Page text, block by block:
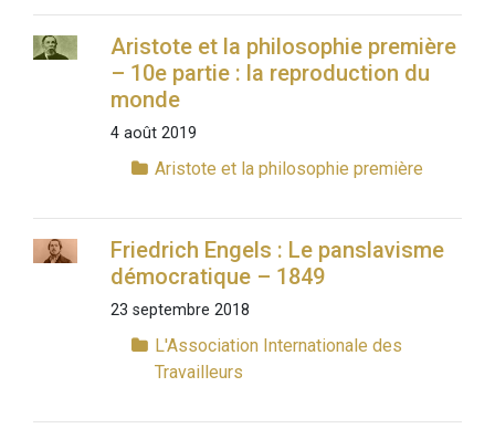
Aristote et la philosophie première
– 10e partie : la reproduction du
monde
4 août 2019
Aristote et la philosophie première
Friedrich Engels : Le panslavisme
démocratique – 1849
23 septembre 2018
L'Association Internationale des
Travailleurs